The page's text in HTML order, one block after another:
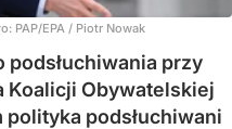
PAP/EPA / Piotr Nowak
podsłuchiwania przy
Koalicji Obywatelskiej
podsłuchiwani